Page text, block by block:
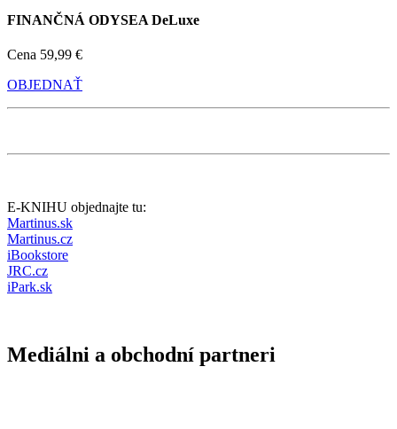
FINANČNÁ ODYSEA DeLuxe
Cena 59,99 €
OBJEDNAŤ
E-KNIHU objednajte tu:
Martinus.sk
Martinus.cz
iBookstore
JRC.cz
iPark.sk
Mediálni a obchodní partneri